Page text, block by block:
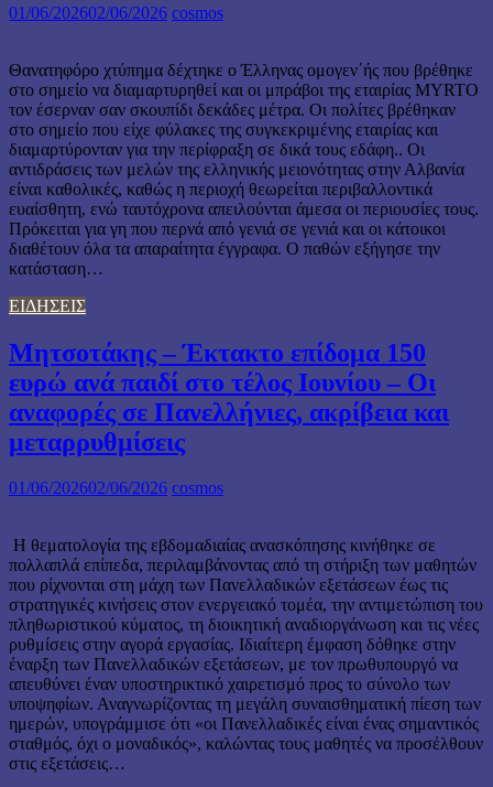
01/06/202602/06/2026 cosmos
Θανατηφόρο χτύπημα δέχτηκε ο Έλληνας ομογεν΄ής που βρέθηκε
στο σημείο να διαμαρτυρηθεί και οι μπράβοι της εταιρίας MYRTO
τον έσερναν σαν σκουπίδι δεκάδες μέτρα. Οι πολίτες βρέθηκαν
στο σημείο που είχε φύλακες της συγκεκριμένης εταιρίας και
διαμαρτύρονταν για την περίφραξη σε δικά τους εδάφη.. Οι
αντιδράσεις των μελών της ελληνικής μειονότητας στην Αλβανία
είναι καθολικές, καθώς η περιοχή θεωρείται περιβαλλοντικά
ευαίσθητη, ενώ ταυτόχρονα απειλούνται άμεσα οι περιουσίες τους.
Πρόκειται για γη που περνά από γενιά σε γενιά και οι κάτοικοι
διαθέτουν όλα τα απαραίτητα έγγραφα. Ο παθών εξήγησε την
κατάσταση…
ΕΙΔΗΣΕΙΣ
Μητσοτάκης – Έκτακτο επίδομα 150
ευρώ ανά παιδί στο τέλος Ιουνίου – Οι
αναφορές σε Πανελλήνιες, ακρίβεια και
μεταρρυθμίσεις
01/06/202602/06/2026 cosmos
Η θεματολογία της εβδομαδιαίας ανασκόπησης κινήθηκε σε
πολλαπλά επίπεδα, περιλαμβάνοντας από τη στήριξη των μαθητών
που ρίχνονται στη μάχη των Πανελλαδικών εξετάσεων έως τις
στρατηγικές κινήσεις στον ενεργειακό τομέα, την αντιμετώπιση του
πληθωριστικού κύματος, τη διοικητική αναδιοργάνωση και τις νέες
ρυθμίσεις στην αγορά εργασίας. Ιδιαίτερη έμφαση δόθηκε στην
έναρξη των Πανελλαδικών εξετάσεων, με τον πρωθυπουργό να
απευθύνει έναν υποστηρικτικό χαιρετισμό προς το σύνολο των
υποψηφίων. Αναγνωρίζοντας τη μεγάλη συναισθηματική πίεση των
ημερών, υπογράμμισε ότι «οι Πανελλαδικές είναι ένας σημαντικός
σταθμός, όχι ο μοναδικός», καλώντας τους μαθητές να προσέλθουν
στις εξετάσεις…